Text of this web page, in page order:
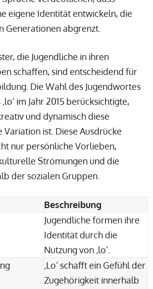
eigene Identität entwickeln, die
Generationen abgrenzt.
die Jugendliche in ihren
schaffen, sind entscheidend für
Die Wahl des Jugendwortes
im Jahr 2015 berücksichtigte,
und dynamisch diese
ist. Diese Ausdrücke
nur persönliche Vorlieben,
Strömungen und die
der sozialen Gruppen.
Beschreibung
Jugendliche formen ihre
Identität durch die
Nutzung von ‚lo‘.
‚Lo‘ schafft ein Gefühl der
Zugehörigkeit innerhalb